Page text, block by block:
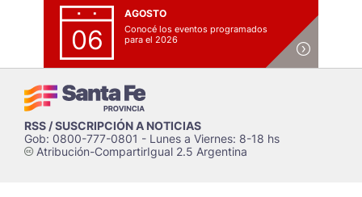
06
AGOSTO
Conocé los eventos programados
para el 2026
RSS / SUSCRIPCIÓN A NOTICIAS
Gob: 0800-777-0801 - Lunes a Viernes: 8-18 hs
cAtribución-CompartirIgual 2.5 Argentina